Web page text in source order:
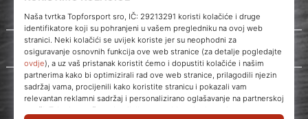
O nama
Korisnička podrška